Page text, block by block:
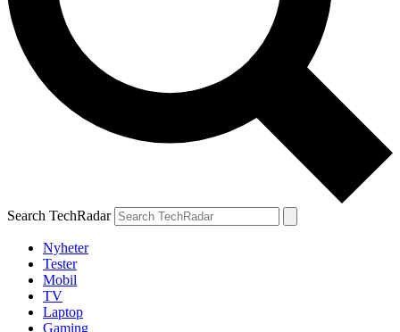
Search TechRadar
Nyheter
Tester
Mobil
TV
Laptop
Gaming